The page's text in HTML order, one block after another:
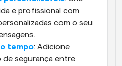
e profissional com
com o seu
tempo: Adicione
segurança entre